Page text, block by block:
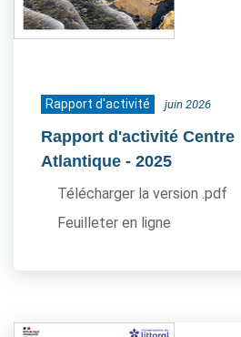
Rapport d'activité juin 2026
Rapport d'activité Centre
Atlantique - 2025
Télécharger la version .pdf
Feuilleter en ligne